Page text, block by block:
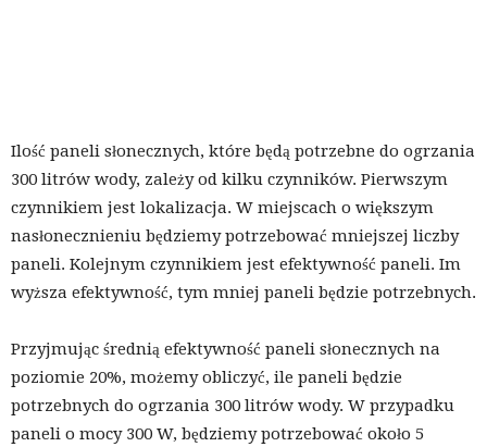
Ilość paneli słonecznych, które będą potrzebne do ogrzania
300 litrów wody, zależy od kilku czynników. Pierwszym
czynnikiem jest lokalizacja. W miejscach o większym
nasłonecznieniu będziemy potrzebować mniejszej liczby
paneli. Kolejnym czynnikiem jest efektywność paneli. Im
wyższa efektywność, tym mniej paneli będzie potrzebnych.
Przyjmując średnią efektywność paneli słonecznych na
poziomie 20%, możemy obliczyć, ile paneli będzie
potrzebnych do ogrzania 300 litrów wody. W przypadku
paneli o mocy 300 W, będziemy potrzebować około 5